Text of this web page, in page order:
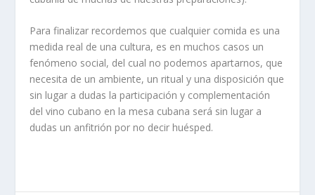
Para finalizar recordemos que cualquier comida es una
medida real de una cultura, es en muchos casos un
fenómeno social, del cual no podemos apartarnos, que
necesita de un ambiente, un ritual y una disposición que
sin lugar a dudas la participación y complementación
del vino cubano en la mesa cubana será sin lugar a
dudas un anfitrión por no decir huésped.